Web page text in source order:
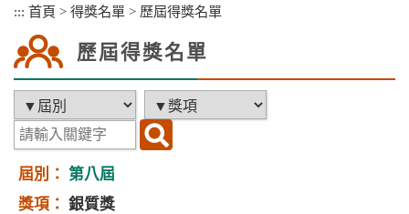
::: 首頁 > 得獎名單 > 歷屆得獎名單
歷屆得獎名單
第八屆
銀質獎